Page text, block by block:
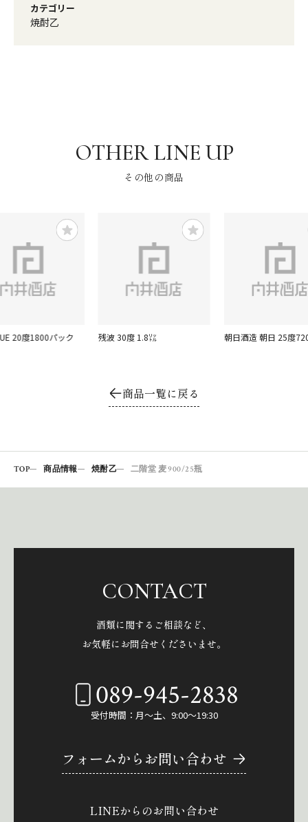
カテゴリー
焼酎乙
その他の商品
20度1800パック 残波 30度 1.8㍑ 朝日酒造 朝日 25度
商品一覧に戻る
TOP 商品情報 焼酎乙 二階堂 麦 900/25瓶
CONTACT
酒類に関するご相談など、
お気軽にお問合せくださいませ。
089-945-2838
受付時間：月～土、9:00～19:30
フォームからお問い合わせ
LINEからのお問い合わせ